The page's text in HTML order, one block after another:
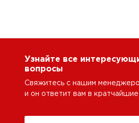
Узнайте все
вопросы
Свяжитесь с нашим
и он ответит вам в кратчайшие